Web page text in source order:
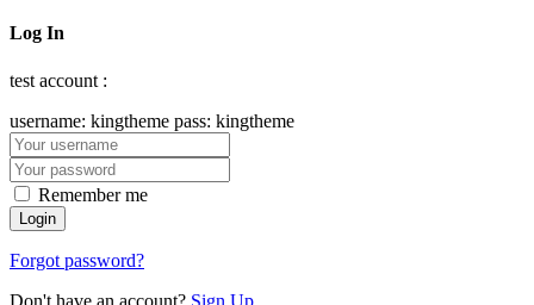
Log In
test account :
username: kingtheme pass: kingtheme
Remember me
Forgot password?
Don't have an account? Sign Up